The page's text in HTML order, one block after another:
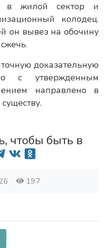
в жилой сектор и
колодец.
он вывез на обочину
доказательную
с утвержденным
направлено в
чтобы быть в
197